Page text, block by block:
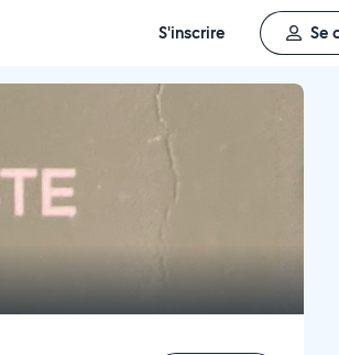
S'inscrire Se